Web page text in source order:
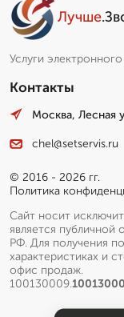
Лучше
Услуги
Контакты
Москва, Лесная
chel@setservis.ru
© 2016 - 2026 гг.
Политика
Сайт носит
является
РФ. Для получения
характеристиках и
офис продаж.
100130009.